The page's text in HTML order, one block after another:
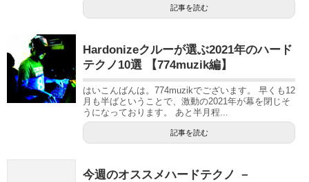
記事を読む
Hardonizeクルーが選ぶ2021年のハード
テクノ10選 【774muzik編】
はいこんばんは。774muzikでございます。 早くも12
月も半ばということで、激動の2021年が幕を閉じそ
うになっております。 あと半月程...
記事を読む
今週のオススメハードテクノ －